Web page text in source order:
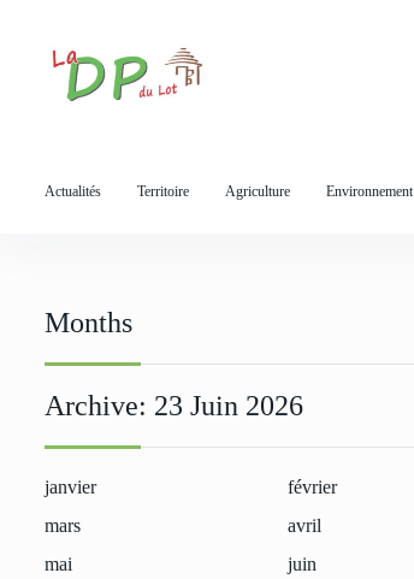
Actualités Territoire Agriculture Environnement
Months
Archive: 23 Juin 2026
janvier
février
mars
avril
mai
juin